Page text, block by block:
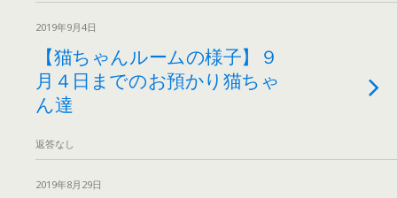
2019年9月4日
【猫ちゃんルームの様子】９
月４日までのお預かり猫ちゃ
ん達
返答なし
2019年8月29日